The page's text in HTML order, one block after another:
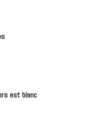
est blanc